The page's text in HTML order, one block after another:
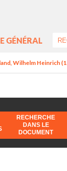
GÉNÉRAL
Wilhelm Heinrich
RECHERCHE
DANS LE
DOCUMENT